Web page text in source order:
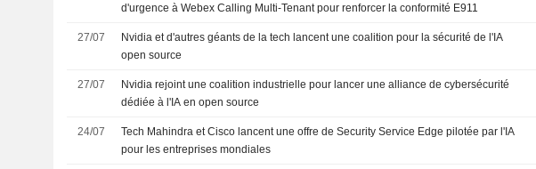
d'urgence à Webex Calling Multi-Tenant pour renforcer la conformité E911
27/07
Nvidia et d'autres géants de la tech lancent une coalition pour la sécurité de l'IA
open source
27/07
Nvidia rejoint une coalition industrielle pour lancer une alliance de cybersécurité
dédiée à l'IA en open source
24/07
Tech Mahindra et Cisco lancent une offre de Security Service Edge pilotée par l'IA
pour les entreprises mondiales